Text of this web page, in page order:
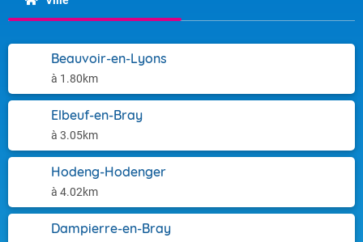
Beauvoir-en-Lyons
à 1.80km
Elbeuf-en-Bray
à 3.05km
Hodeng-Hodenger
à 4.02km
Dampierre-en-Bray